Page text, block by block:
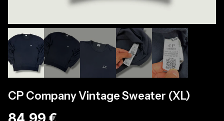
CP Company Vintage Sweater (XL)